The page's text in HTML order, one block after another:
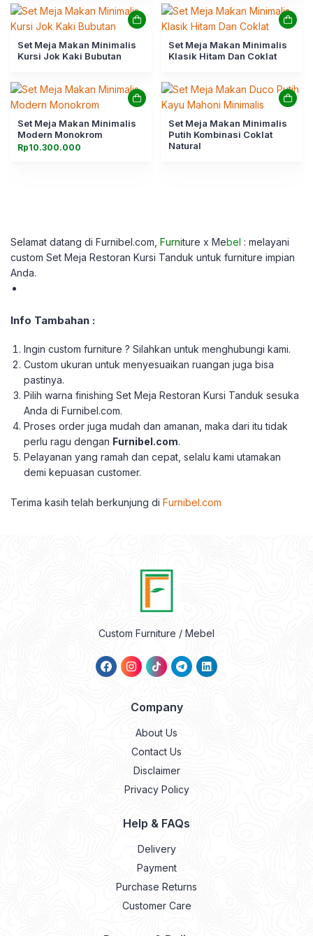
Set Meja Makan Minimalis
Kursi Jok Kaki Bubutan
Set Meja Makan Minimalis
Klasik Hitam Dan Coklat
Set Meja Makan Minimalis
Modern Monokrom
Rp10.300.000
Set Meja Makan Minimalis
Putih Kombinasi Coklat
Natural
Selamat datang di Furnibel.com, Furniture x Mebel : melayani
custom Set Meja Restoran Kursi Tanduk untuk furniture impian
Anda.
Info Tambahan :
Ingin custom furniture ? Silahkan untuk menghubungi kami.
Custom ukuran untuk menyesuaikan ruangan juga bisa
pastinya.
Pilih warna finishing Set Meja Restoran Kursi Tanduk sesuka
Anda di Furnibel.com.
Proses order juga mudah dan amanan, maka dari itu tidak
perlu ragu dengan Furnibel.com.
Pelayanan yang ramah dan cepat, selalu kami utamakan
demi kepuasan customer.
Terima kasih telah berkunjung di Furnibel.com
Custom Furniture / Mebel
Company
About Us
Contact Us
Disclaimer
Privacy Policy
Help & FAQs
Delivery
Payment
Purchase Returns
Customer Care